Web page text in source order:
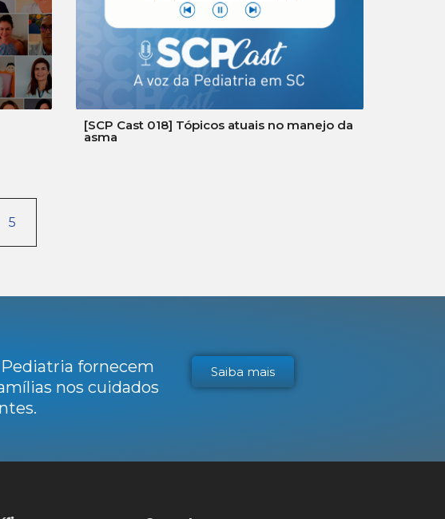
[SCP Cast 018] Tópicos atuais no manejo da
asma
5
fornecem
nos cuidados
Saiba mais